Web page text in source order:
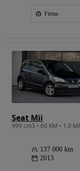
Firma
Seat Mii
137 000 km
2013